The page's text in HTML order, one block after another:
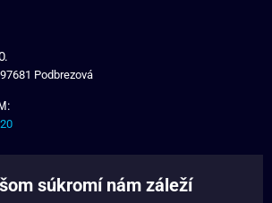
Podbrezová
súkromí nám záleží